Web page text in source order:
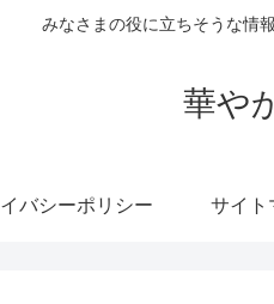
みなさまの役に立ちそうな情
華や
バシーポリシー サイト